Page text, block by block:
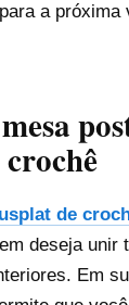
a
de
deseja unir
Em